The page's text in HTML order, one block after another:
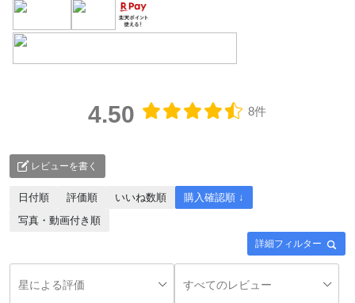
4.50 8件
レビューを書く
詳細フィルター
日付順 評価順 いいね数順
購入確認順 ↓
写真・動画付き順